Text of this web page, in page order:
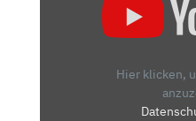
Hier klicken,